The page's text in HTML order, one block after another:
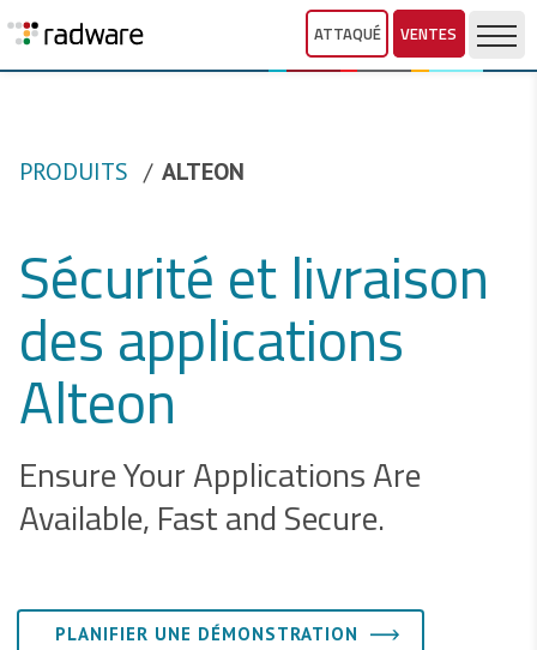
ATTAQUÉ VENTES
PRODUITS ALTEON
Sécurité et livraison
des applications
Alteon
Ensure Your Applications Are
Available, Fast and Secure.
PLANIFIER UNE DÉMONSTRATION